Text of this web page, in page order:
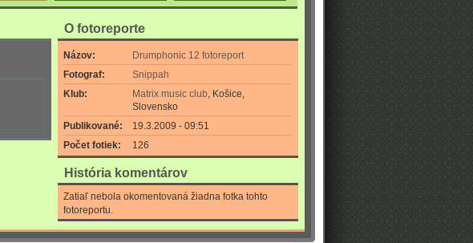
O fotoreporte
Názov:
Drumphonic 12 fotoreport
Fotograf:
Snippah
Klub:
Matrix music club, Košice,
Slovensko
Publikované:
19.3.2009 - 09:51
Počet fotiek:
126
História komentárov
Zatiaľ nebola okomentovaná žiadna fotka tohto
fotoreportu.